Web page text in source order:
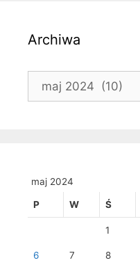
Archiwa
Archiwa
maj 2024
P W Ś
1
6 7 8